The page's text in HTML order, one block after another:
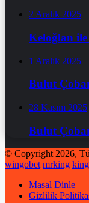
2 Aralık 2025
Keloğlan
1 Aralık 2025
Bulut
28 Kasım 2025
Bulut
© Copyright 2026,
wingobet mrking
Masal Dinle
Gizlilik